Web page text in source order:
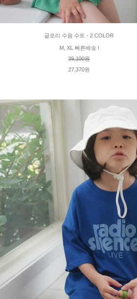
글로리 수읨 수트 - 2 COLOR
M, XL 빠른배송 !
39,100원
27,370원